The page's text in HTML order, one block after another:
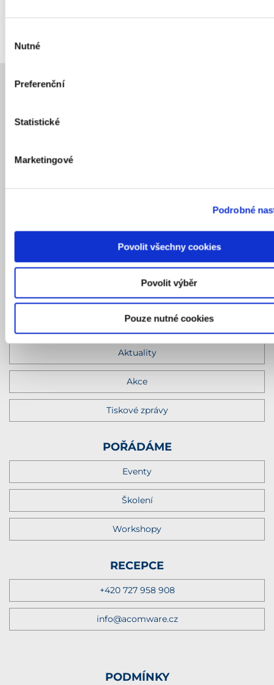
souhlasu
Nutné
Preferenční
Statistické
Marketingové
Podrobné
Povolit všechny cookies
Povolit výběr
Pouze nutné cookies
O nás
Kontakt
Aktuality
Akce
Tiskové zprávy
POŘÁDÁME
Eventy
Školení
Workshopy
RECEPCE
+420 727 958 908
info@acomware.cz
PODMÍNKY